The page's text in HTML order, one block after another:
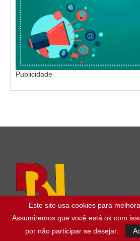
Publicidade
Este site usa cookies para
Assumiremos que você está ok com
por não participar se desejar.